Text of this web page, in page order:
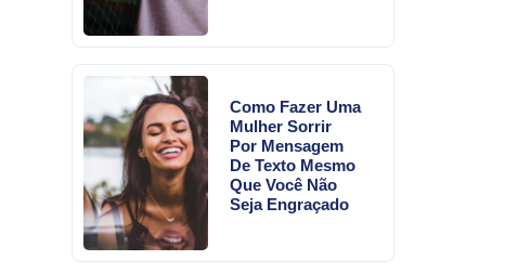
Como Fazer Uma
Mulher Sorrir
Por Mensagem
De Texto Mesmo
Que Você Não
Seja Engraçado